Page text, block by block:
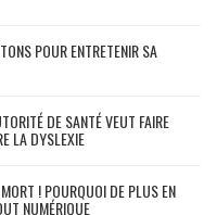
POUR ENTRETENIR SA
DE SANTÉ VEUT FAIRE
LA DYSLEXIE
! POURQUOI DE PLUS EN
NUMÉRIQUE